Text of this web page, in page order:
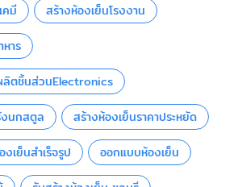
คมี
สร้างห้องเย็นโรงงาน
าร
ลิตชิ้นส่วนElectronics
นกสตูล
สร้างห้องเย็นราคาประหยัด
เย็นสำเร็จรูป
ออกแบบห้องเย็น